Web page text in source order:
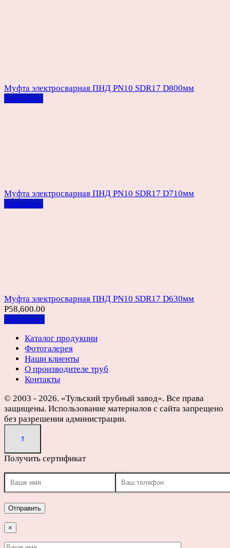
Муфта электросварная ПНД PN10 SDR17 D800мм
Read more
Муфта электросварная ПНД PN10 SDR17 D710мм
Read more
Муфта электросварная ПНД PN10 SDR17 D630мм
Р58,600.00
Add to cart
Каталог продукции
Фотогалерея
Наши клиенты
О производителе труб
Контакты
© 2003 - 2026. «Тульский трубный завод». Все права
защищены. Использование материалов с сайта запрещено
без разрешения администрации.
Получить сертификат
×